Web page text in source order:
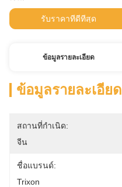
รับราคาที่ดีที่สุด
ข้อมูลรายละเอียด
ข้อมูลรายละเอียด
สถานที่กำเนิด:
จีน
ชื่อแบรนด์:
Trixon